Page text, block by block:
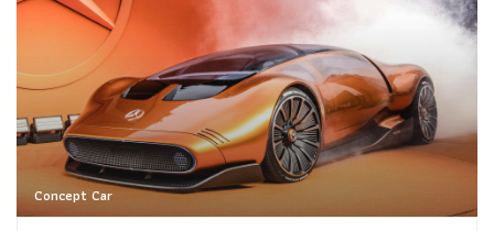
Concept Car